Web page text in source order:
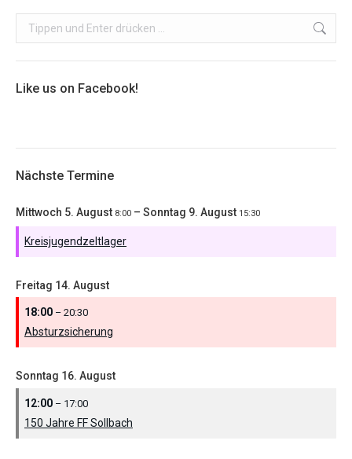
Search:
Like us on Facebook!
Nächste Termine
Mittwoch 5. August 8:00 – Sonntag 9. August 15:30
Kreisjugendzeltlager
Freitag 14. August
18:00 – 20:30
Absturzsicherung
Sonntag 16. August
12:00 – 17:00
150 Jahre FF Sollbach